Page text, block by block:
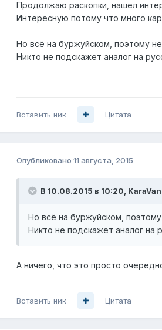
Продолжаю раскопки, нашел
Интересную потому что много
Но всё на буржуйском, поэтому
Никто не подскажет аналог на
Вставить ник Цитата
Опубликовано 11 августа, 2015
В 10.08.2015 в 10:20, KaraVan
Но всё на буржуйском,
Никто не подскажет аналог на
А ничего, что это просто
Вставить ник Цитата